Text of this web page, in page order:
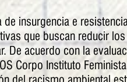
insurgencia e
que buscan reducir
De acuerdo con la
Corpo Instituto